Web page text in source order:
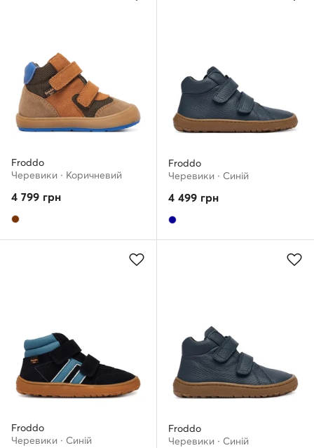
Froddo
Черевики · Коричневий
4 799 грн
Froddo
Черевики · Cиній
4 499 грн
Froddo
Черевики · Cиній
Froddo
Черевики · Cиній